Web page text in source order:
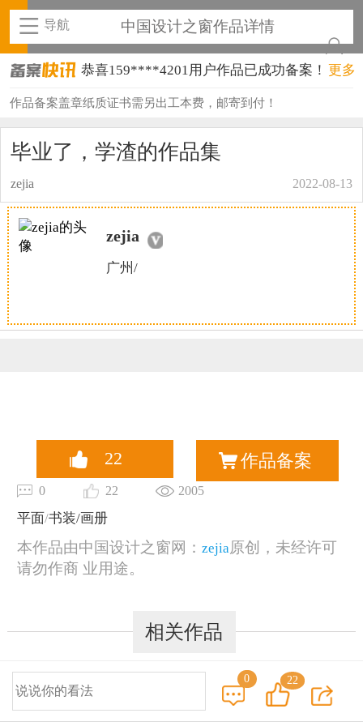
导航 中国设计之窗作品详情
恭喜159****4201用户作品已成功备案！
恭喜133****6466用户作品已成功备案！
恭喜138****8638用户作品已成功备案！
恭喜133****9020用户作品已成功备案！
恭喜136****9807用户作品已成功备案！
恭喜150****6483用户作品已成功备案！
更多
作品备案盖章纸质证书需另出工本费，邮寄到付！
毕业了，学渣的作品集
zejia 2022-08-13
zejia
广州/
22 作品备案
0 22
2005
平面/书装/画册
本作品由中国设计之窗网： zejia原创，未经许可
请勿作商 业用途。
相关作品
0 22